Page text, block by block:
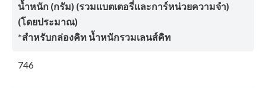
น้ำหนัก (กรัม) (รวมแบตเตอรี่และการ์หน่วยความจำ)
(โดยประมาณ)
*สำหรับกล่องคิท น้ำหนักรวมเลนส์คิท
746